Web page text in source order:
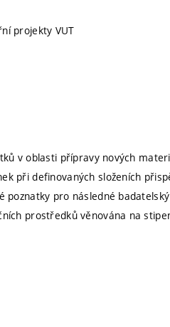
projekty VUT
v oblasti přípravy nových
při definovaných složeních
poznatky pro následné
prostředků věnována na